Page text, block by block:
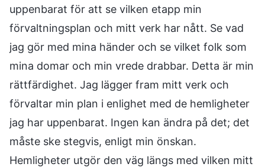
uppenbarat för att se vilken etapp min
förvaltningsplan och mitt verk har nått. Se vad
jag gör med mina händer och se vilket folk som
mina domar och min vrede drabbar. Detta är min
rättfärdighet. Jag lägger fram mitt verk och
förvaltar min plan i enlighet med de hemligheter
jag har uppenbarat. Ingen kan ändra på det; det
måste ske stegvis, enligt min önskan.
Hemligheter utgör den väg längs med vilken mitt